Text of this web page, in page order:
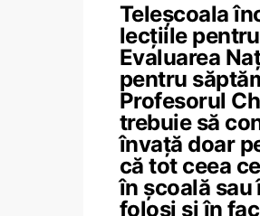
Teleșcoala
lecțiile
Evaluarea
pentru
Profesorul
trebuie să
învață doar
că tot ceea
în școală sau
folosi și în